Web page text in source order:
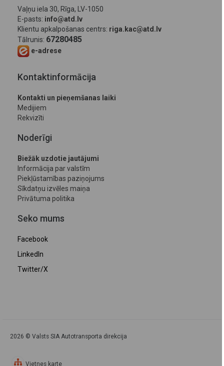
Vaļņu iela 30, Rīga, LV-1050
E-pasts: info@atd.lv
Klientu apkalpošanas centrs: riga.kac@atd.lv
Tālrunis: 67280485
e-adrese
Kontaktinformācija
Kontakti un pieņemšanas laiki
Medijiem
Rekvizīti
Noderīgi
Biežāk uzdotie jautājumi
Informācija par valstīm
Piekļūstamības paziņojums
Sīkdatņu izvēles maiņa
Privātuma politika
Seko mums
Facebook
LinkedIn
Twitter/X
2026 © Valsts SIA Autotransporta direkcija
Vietnes karte